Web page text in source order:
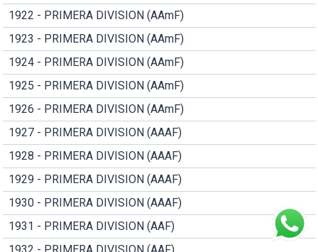
1922 - PRIMERA DIVISION (AAmF)
1923 - PRIMERA DIVISION (AAmF)
1924 - PRIMERA DIVISION (AAmF)
1925 - PRIMERA DIVISION (AAmF)
1926 - PRIMERA DIVISION (AAmF)
1927 - PRIMERA DIVISION (AAAF)
1928 - PRIMERA DIVISION (AAAF)
1929 - PRIMERA DIVISION (AAAF)
1930 - PRIMERA DIVISION (AAAF)
1931 - PRIMERA DIVISION (AAF)